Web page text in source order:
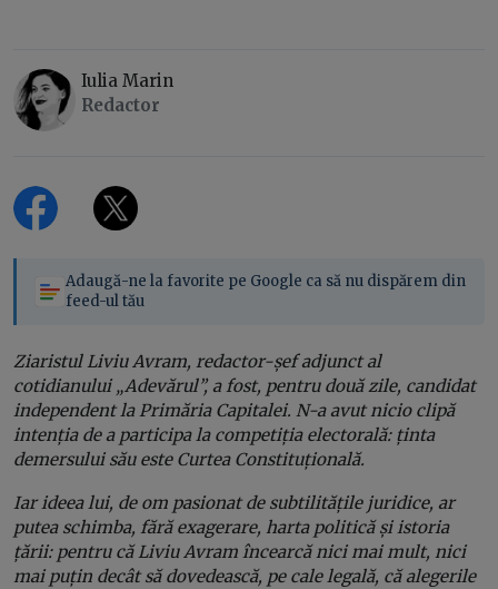
Iulia Marin
Redactor
Adaugă-ne la favorite pe Google ca să nu dispărem din
feed-ul tău
Ziaristul Liviu Avram, redactor-șef adjunct al
cotidianului „Adevărul”, a fost, pentru două zile, candidat
independent la Primăria Capitalei. N-a avut nicio clipă
intenția de a participa la competiția electorală: ținta
demersului său este Curtea Constituțională.
Iar ideea lui, de om pasionat de subtilitățile juridice, ar
putea schimba, fără exagerare, harta politică și istoria
țării: pentru că Liviu Avram încearcă nici mai mult, nici
mai puțin decât să dovedească, pe cale legală, că alegerile